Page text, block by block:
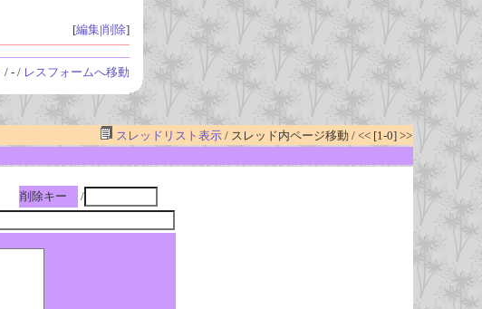
[編集|削除]
/ - / レスフォームへ移動
スレッドリスト表示/ スレッド内ページ移動 / << [1-0] >>
削除キー
/